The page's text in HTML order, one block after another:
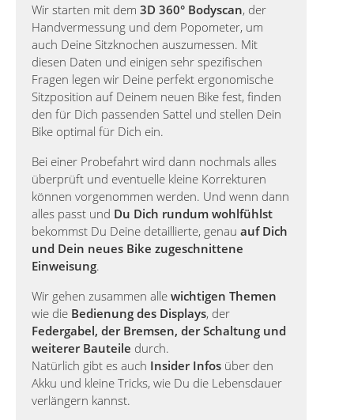
Wir starten mit dem 3D 360° Bodyscan, der
Handvermessung und dem Popometer, um
auch Deine Sitzknochen auszumessen. Mit
diesen Daten und einigen sehr spezifischen
Fragen legen wir Deine perfekt ergonomische
Sitzposition auf Deinem neuen Bike fest, finden
den für Dich passenden Sattel und stellen Dein
Bike optimal für Dich ein.
Bei einer Probefahrt wird dann nochmals alles
überprüft und eventuelle kleine Korrekturen
können vorgenommen werden. Und wenn dann
alles passt und Du Dich rundum wohlfühlst
bekommst Du Deine detaillierte, genau auf Dich
und Dein neues Bike zugeschnittene
Einweisung.
Wir gehen zusammen alle wichtigen Themen
wie die Bedienung des Displays, der
Federgabel, der Bremsen, der Schaltung und
weiterer Bauteile durch.
Natürlich gibt es auch Insider Infos über den
Akku und kleine Tricks, wie Du die Lebensdauer
verlängern kannst.